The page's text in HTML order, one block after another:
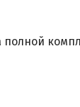
полной